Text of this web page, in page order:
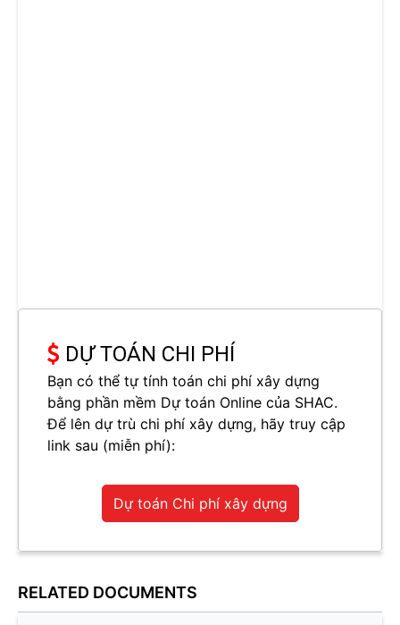
DỰ TOÁN CHI PHÍ
Bạn có thể tự tính toán chi phí xây dựng
bằng phần mềm Dự toán Online của SHAC.
Để lên dự trù chi phí xây dựng, hãy truy cập
link sau (miễn phí):
Dự toán Chi phí xây dựng
RELATED DOCUMENTS